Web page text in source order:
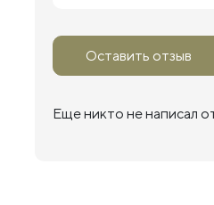
Оставить отзыв
Еще никто не написал